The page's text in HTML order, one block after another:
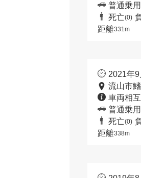
普通乗
死亡(0)
距離331m
2021年
流山市
車両相
普通乗
死亡(0)
距離338m